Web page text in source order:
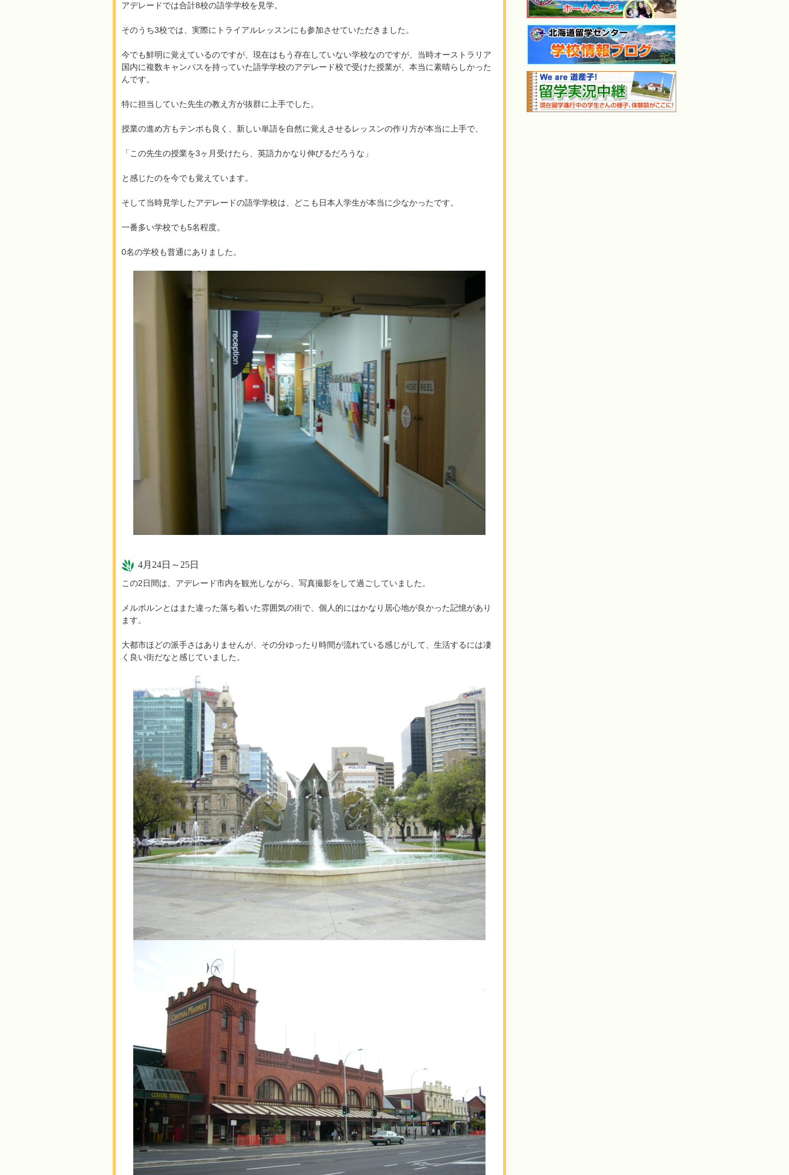
アデレードでは合計8校の語学学校を見学。
そのうち3校では、実際にトライアルレッスンにも参加させていただきました。
今でも鮮明に覚えているのですが、現在はもう存在していない学校なのですが、当時オーストラリア
国内に複数キャンパスを持っていた語学学校のアデレード校で受けた授業が、本当に素晴らしかった
んです。
特に担当していた先生の教え方が抜群に上手でした。
授業の進め方もテンポも良く、新しい単語を自然に覚えさせるレッスンの作り方が本当に上手で、
「この先生の授業を3ヶ月受けたら、英語力かなり伸びるだろうな」
と感じたのを今でも覚えています。
そして当時見学したアデレードの語学学校は、どこも日本人学生が本当に少なかったです。
一番多い学校でも5名程度。
0名の学校も普通にありました。
4月24日～25日
この2日間は、アデレード市内を観光しながら、写真撮影をして過ごしていました。
メルボルンとはまた違った落ち着いた雰囲気の街で、個人的にはかなり居心地が良かった記憶があり
ます。
大都市ほどの派手さはありませんが、その分ゆったり時間が流れている感じがして、生活するには凄
く良い街だなと感じていました。